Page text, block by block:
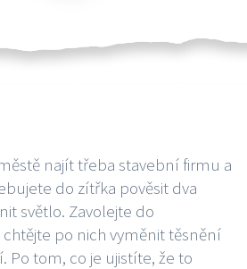
najít třeba stavební firmu a
do zítřka pověsit dva
světlo. Zavolejte do
po nich vyměnit těsnění
Po tom, co je ujistíte, že to